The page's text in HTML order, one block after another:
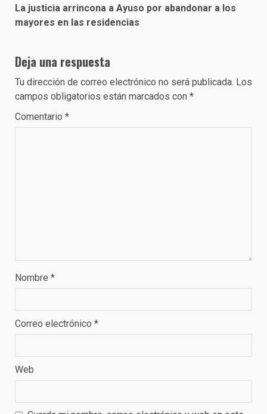
La justicia arrincona a Ayuso por abandonar a los
mayores en las residencias
Deja una respuesta
Tu dirección de correo electrónico no será publicada. Los
campos obligatorios están marcados con *
Comentario *
Nombre *
Correo electrónico *
Web